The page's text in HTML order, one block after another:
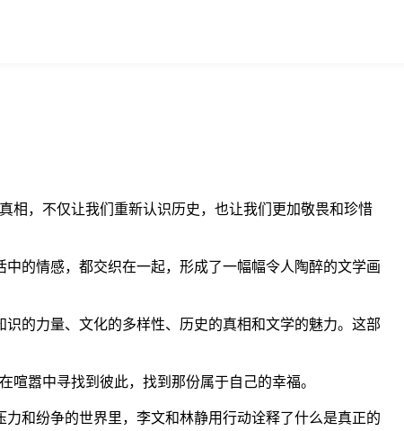
相，不仅让我们重新认识历史，也让我们更加敬畏和珍惜
的情感，都交织在一起，形成了一幅幅令人陶醉的文学画
的力量、文化的多样性、历史的真相和文学的魅力。这部
嚣中寻找到彼此，找到那份属于自己的幸福。
和纷争的世界里，李文和林静用行动诠释了什么是真正的